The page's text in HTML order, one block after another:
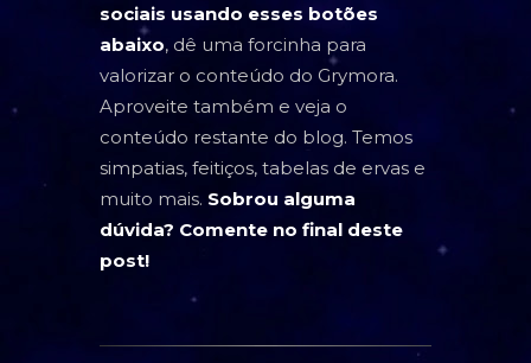
sociais usando esses botões
abaixo, dê uma forcinha para
valorizar o conteúdo do Grymora.
Aproveite também e veja o
conteúdo restante do blog. Temos
simpatias, feitiços, tabelas de ervas e
muito mais. Sobrou alguma
dúvida? Comente no final deste
post!